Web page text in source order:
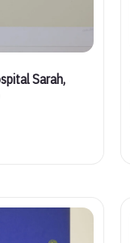
Sarah,